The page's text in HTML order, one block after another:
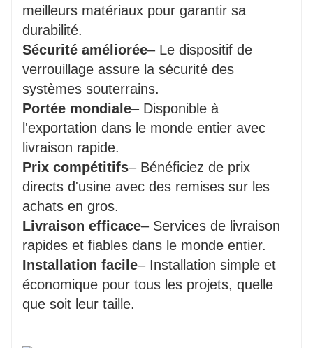
meilleurs matériaux pour garantir sa
durabilité.
Sécurité améliorée– Le dispositif de
verrouillage assure la sécurité des
systèmes souterrains.
Portée mondiale– Disponible à
l'exportation dans le monde entier avec
livraison rapide.
Prix ​​compétitifs– Bénéficiez de prix
directs d'usine avec des remises sur les
achats en gros.
Livraison efficace– Services de livraison
rapides et fiables dans le monde entier.
Installation facile– Installation simple et
économique pour tous les projets, quelle
que soit leur taille.